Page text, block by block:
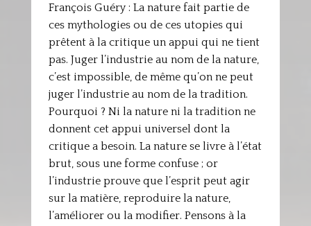
François Guéry : La nature fait partie de
ces mythologies ou de ces utopies qui
prêtent à la critique un appui qui ne tient
pas. Juger l’industrie au nom de la nature,
c’est impossible, de même qu’on ne peut
juger l’industrie au nom de la tradition.
Pourquoi ? Ni la nature ni la tradition ne
donnent cet appui universel dont la
critique a besoin. La nature se livre à l’état
brut, sous une forme confuse ; or
l’industrie prouve que l’esprit peut agir
sur la matière, reproduire la nature,
l’améliorer ou la modifier. Pensons à la